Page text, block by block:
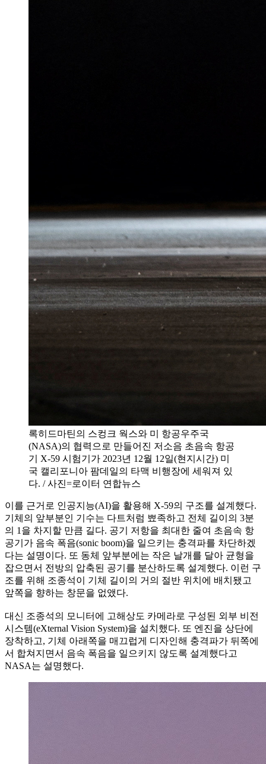
록히드마틴의 스컹크 웍스와 미 항공우주국
(NASA)의 협력으로 만들어진 저소음 초음속 항공
기 X-59 시험기가 2023년 12월 12일(현지시간) 미
국 캘리포니아 팜데일의 타맥 비행장에 세워져 있
다. / 사진=로이터 연합뉴스
이를 근거로 인공지능(AI)을 활용해 X-59의 구조를 설계했다.
기체의 앞부분인 기수는 다트처럼 뾰족하고 전체 길이의 3분
의 1을 차지할 만큼 길다. 공기 저항을 최대한 줄여 초음속 항
공기가 음속 폭음(sonic boom)을 일으키는 충격파를 차단하겠
다는 설명이다. 또 동체 앞부분에는 작은 날개를 달아 균형을
잡으면서 전방의 압축된 공기를 분산하도록 설계했다. 이런 구
조를 위해 조종석이 기체 길이의 거의 절반 위치에 배치됐고
앞쪽을 향하는 창문을 없앴다.
대신 조종석의 모니터에 고해상도 카메라로 구성된 외부 비전
시스템(eXternal Vision System)을 설치했다. 또 엔진을 상단에
장착하고, 기체 아래쪽을 매끄럽게 디자인해 충격파가 뒤쪽에
서 합쳐지면서 음속 폭음을 일으키지 않도록 설계했다고
NASA는 설명했다.